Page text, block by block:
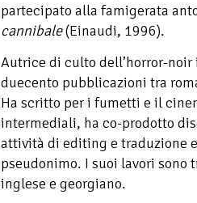
partecipato alla famigerata
cannibale(Einaudi, 1996).
Autrice di culto dell’horror-
duecento pubblicazioni tra
Ha scritto per i fumetti e il
intermediali, ha co-prodotto
attività di editing e traduzione
pseudonimo. I suoi lavori
inglese e georgiano.